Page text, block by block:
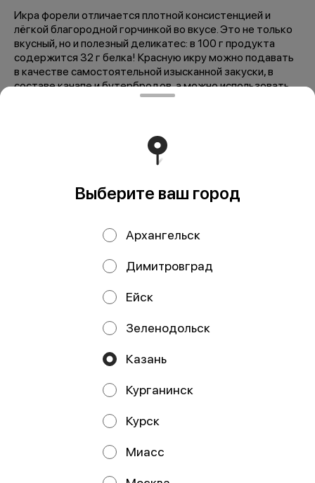
Икра форели отличается плотной консистенцией и
лёгкой благородной горчинкой во вкусе. Это не только
вкусный, но и полезный деликатес: в 100 г продукта
содержится 32 г белка! Красную икру можно подавать
в качестве самостоятельной изысканной закуски, в
составе канапе и бутербродов, а можно использовать
для декорирования блюд. Калорийность в 100 г.
Мы рекомендуем
Икра горбуши 100
Икра горбуши 200
Работает на эффективном ядре
Политика конфиденциальности
Выберите ваш город
Архангельск
Димитровград
Ейск
Зеленодольск
Казань
Курганинск
Курск
Миасс